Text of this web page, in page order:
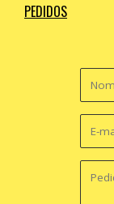
PEDIDOS